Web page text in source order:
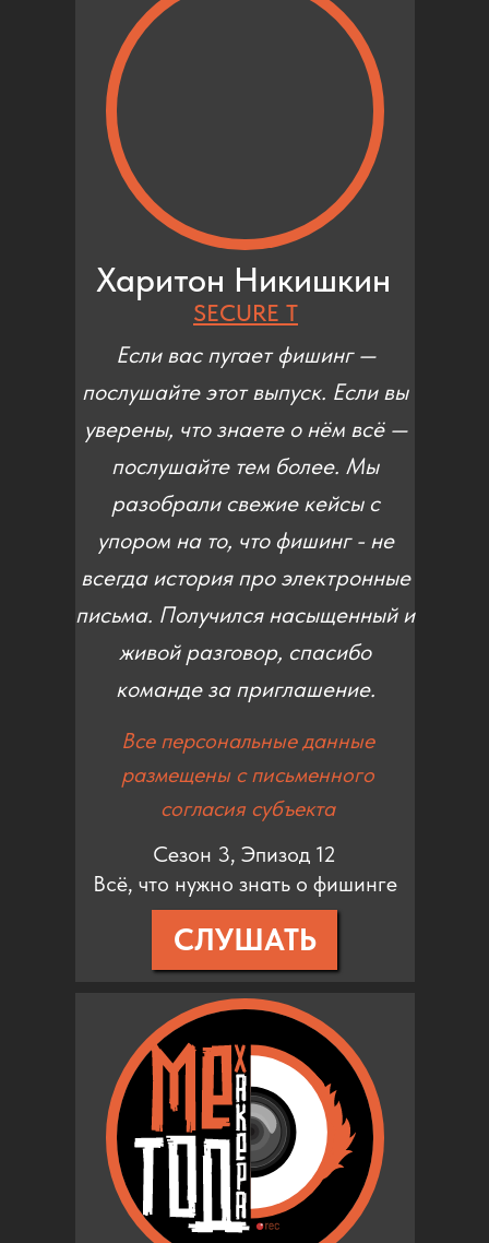
Если вас пугает фишинг —
послушайте этот выпуск. Если вы
уверены, что знаете о нём всё —
послушайте тем более. Мы
разобрали свежие кейсы с
упором на то, что фишинг - не
всегда история про электронные
письма. Получился насыщенный и
живой разговор, спасибо
команде за приглашение.
Харитон Никишкин
SECURE T
Сезон 3, Эпизод 12
Всё, что нужно знать о фишинге
СЛУШАТЬ
Все персональные данные
размещены с письменного
согласия субъекта